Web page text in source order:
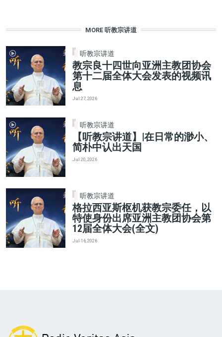
MORE 听教宗讲道
听教宗讲道
教宗良十四世向亚洲主教团协会
第十二届全体大会发表的视频讯
息
Jul 27, 2026
听教宗讲道
【听教宗讲道】|在日常的渺小、
简朴中认出天国
Jul 20, 2026
听教宗讲道
格拉西亚斯枢机获教宗委任，以
特使身份出席亚洲主教团协会第
12届全体大会(全文)
Jul 16, 2026